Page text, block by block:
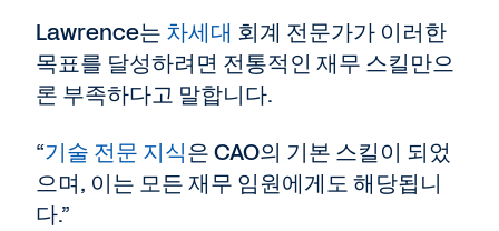
Lawrence는 차세대 회계 전문가가 이러한
목표를 달성하려면 전통적인 재무 스킬만으
론 부족하다고 말합니다.
“기술 전문 지식은 CAO의 기본 스킬이 되었
으며, 이는 모든 재무 임원에게도 해당됩니
다.”